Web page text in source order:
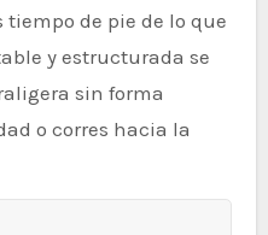
de pie de lo que
y estructurada se
sin forma
o corres hacia la